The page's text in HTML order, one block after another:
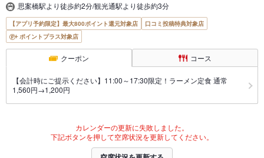
思案橋駅より徒歩約2分/観光通駅より徒歩約3分
【アプリ予約限定】最大800ポイント還元対象店
口コミ投稿特典対象店
ポイントプラス対象店
クーポン コース
【会計時にご提示ください】11:00～17:30限定！ラーメン定食 通常
1,560円→1,200円
カレンダーの更新に失敗しました。
下記ボタンを押して空席状況を更新してください。